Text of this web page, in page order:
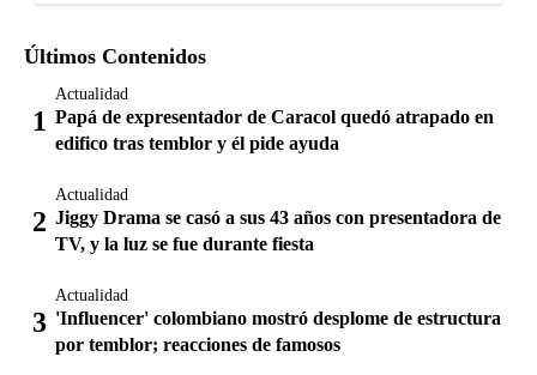
Últimos Contenidos
Actualidad
Papá de expresentador de Caracol quedó atrapado en
edifico tras temblor y él pide ayuda
Actualidad
Jiggy Drama se casó a sus 43 años con presentadora de
TV, y la luz se fue durante fiesta
Actualidad
'Influencer' colombiano mostró desplome de estructura
por temblor; reacciones de famosos